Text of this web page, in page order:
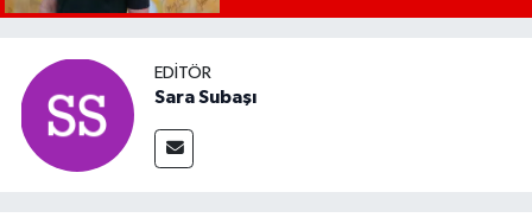
EDITÖR
Sara Subaşı